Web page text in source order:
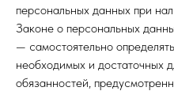
персональных данных при
Законе о персональных
— самостоятельно
необходимых и достаточных
обязанностей,